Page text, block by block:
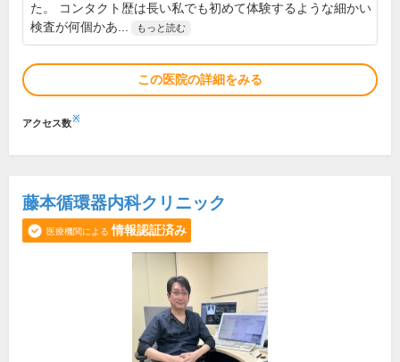
た。 コンタクト歴は長い私でも初めて体験するような細かい
検査が何個かあ...
もっと読む
この医院の詳細をみる
アクセス数※
藤本循環器内科クリニック
医療機関による 情報認証済み